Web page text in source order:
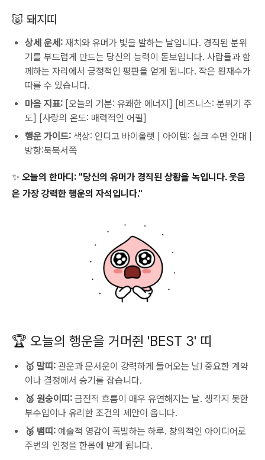
🐷 돼지띠
상세 운세: 재치와 유머가 빛을 발하는 날입니다. 경직된 분위
기를 부드럽게 만드는 당신의 능력이 돋보입니다. 사람들과 함
께하는 자리에서 긍정적인 평판을 얻게 됩니다. 작은 횡재수가
따를 수 있습니다.
마음 지표: [오늘의 기분: 유쾌한 에너지] [비즈니스: 분위기 주
도] [사랑의 온도: 매력적인 어필]
행운 가이드: 색상: 인디고 바이올렛 | 아이템: 실크 수면 안대 |
방향:북북서쪽
✨ 오늘의 한마디: "당신의 유머가 경직된 상황을 녹입니다. 웃음
은 가장 강력한 행운의 자석입니다."
🏆 오늘의 행운을 거머쥔 'BEST 3' 띠
🥇 말띠: 관운과 문서운이 강력하게 들어오는 날! 중요한 계약
이나 결정에서 승기를 잡습니다.
🥈 원숭이띠: 금전적 흐름이 매우 유연해지는 날. 생각지 못한
부수입이나 유리한 조건의 제안이 옵니다.
🥉 뱀띠: 예술적 영감이 폭발하는 하루. 창의적인 아이디어로
주변의 인정을 한몸에 받게 됩니다.